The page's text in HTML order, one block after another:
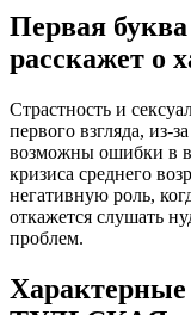
Первая
расскажет о
Страстность и
первого взгляда, из-
возможны ошибки в
кризиса среднего
негативную роль,
откажется слушать
проблем.